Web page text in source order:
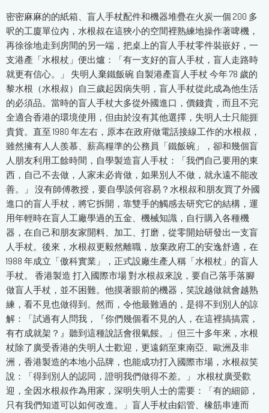
密密麻麻的的紙箱、盲人手杖配件和機器堆疊在火炭一個 200 多
呎的工廈單位內，水根叔在這狹小的空間裡熟練地操作著啤機，
再徐徐地走到房間的另一端，把桌上的盲人手杖零件裝嵌好，一
支港產「水根杖」便出爐：「有一支好的盲人手杖，盲人走路時
就更有信心。」 失明人棄鐵飯碗 自製港產盲人手杖 今年 78 歲的
黎水根（水根叔）自三歲起因病失明，盲人手杖從此成為他生活
的必須品。當時的盲人手杖大多從外國進口，價錢貴，而且不完
全適合香港的環境使用，但由於沒有其他選擇，失明人士只能捱
貴貨。直至 1980 年左右，原本在政府做電話接線工作的水根叔，
雖然擁有人人羨慕、薪高糧準的公務員「鐵飯碗」，卻和幾個盲
人朋友利用工餘時間，自學製造盲人手杖：「我們自己要用的東
西，自己不去做，人家未必肯做，如果別人不做，就永遠不能改
善。」 沒有師傅教授，要自學談何容易？水根叔和朋友買了外國
進口的盲人手杖，將它拆開，靠雙手的觸感去研究它的結構，運
用年輕時在盲人工廠學過的五金、機械知識，自行購入各種機
器，在自己和朋友家開料、加工、打磨，從零開始研發出一支盲
人手杖。後來，水根叔更毅然離職，放棄政府工的安逸舒適，在
1988 年成立「傲科實業」，正式設廠生產人稱「水根杖」的盲人
手杖。 香港製造 打入國際市場 對水根叔來說，要自己落手落腳
做盲人手杖，並不困難。他摸著眼前的機器，笑說越做就會越熟
練，看不見也做得到。然而，令他最難過的，是得不到別人的諒
解：「試過有人問我，『你們幾個看不見的人，在這裡搞搞震，
有冇成就架？』聽到這種說話會很氣餒。」但三十多年來，水根
杖除了廣受香港的失明人士歡迎，更遠銷至東南亞、歐洲及非
洲，香港製造的本地小品牌，也能成功打入國際市場，水根叔笑
說：「得到別人的認同，證明我們做得不差。」 水根杖廣受歡
迎，全因水根叔作為用家，深明失明人士的需要：「有的細節，
只有我們知道可以如何改進。」盲人手杖由鋁管、橡筋串連而